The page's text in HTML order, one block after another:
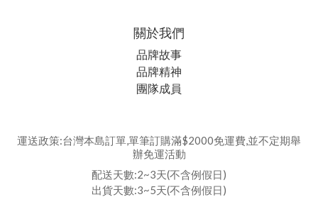
關於我們
品牌故事
品牌精神
團隊成員
運送政策:台灣本島訂單,單筆訂購滿$2000免運費,並不定期舉
辦免運活動
配送天數:2~3天(不含例假日)
出貨天數:3~5天(不含例假日)